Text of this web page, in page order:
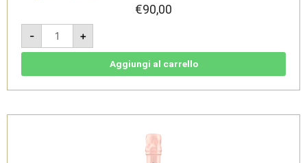
€90,00
-
Cassa
bottiglie
-
DOC
-
+
Aggiungi al carrello